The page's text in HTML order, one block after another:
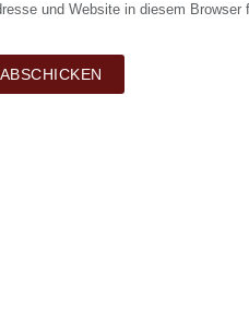
und Website in diesem